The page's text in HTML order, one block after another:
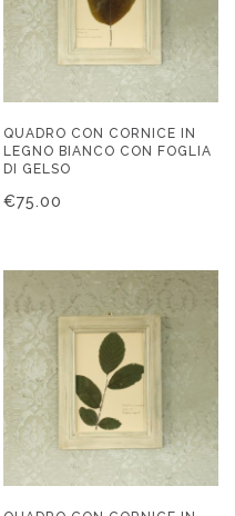
QUADRO CON CORNICE IN
LEGNO BIANCO CON FOGLIA
DI GELSO
€75.00